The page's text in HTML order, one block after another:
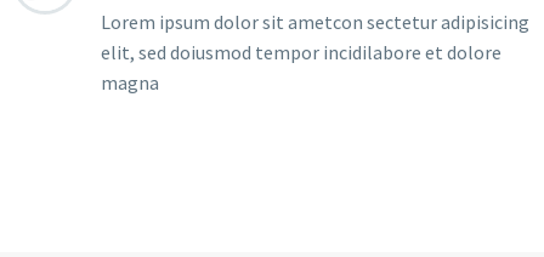
Lorem ipsum dolor sit ametcon sectetur adipisicing
elit, sed doiusmod tempor incidilabore et dolore
magna